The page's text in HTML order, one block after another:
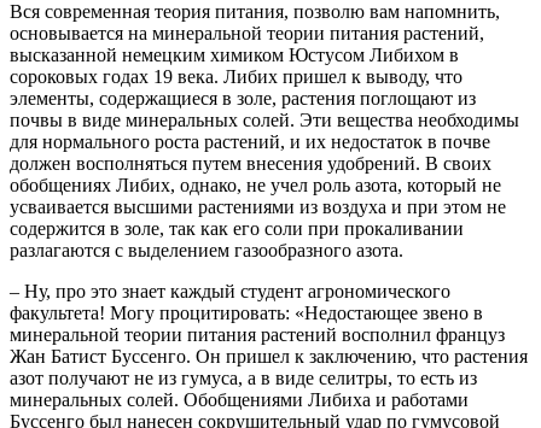
Вся современная теория питания, позволю вам напомнить,
основывается на минеральной теории питания растений,
высказанной немецким химиком Юстусом Либихом в
сороковых годах 19 века. Либих пришел к выводу, что
элементы, содержащиеся в золе, растения поглощают из
почвы в виде минеральных солей. Эти вещества необходимы
для нормального роста растений, и их недостаток в почве
должен восполняться путем внесения удобрений. В своих
обобщениях Либих, однако, не учел роль азота, который не
усваивается высшими растениями из воздуха и при этом не
содержится в золе, так как его соли при прокаливании
разлагаются с выделением газообразного азота.
– Ну, про это знает каждый студент агрономического
факультета! Могу процитировать: «Недостающее звено в
минеральной теории питания растений восполнил француз
Жан Батист Буссенго. Он пришел к заключению, что растения
азот получают не из гумуса, а в виде селитры, то есть из
минеральных солей. Обобщениями Либиха и работами
Буссенго был нанесен сокрушительный удар по гумусовой